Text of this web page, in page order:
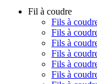
Fil à coudre
Fils à
Fils à
Fils à
Fils à
Fils à
Fils à